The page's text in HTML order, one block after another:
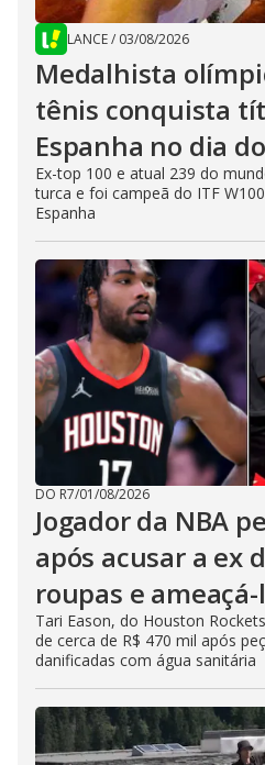
LANCE/ 03/08/2026
Medalhista
tênis conquista
Espanha no dia
Ex-top 100 e atual 239 do
turca e foi campeã do ITF
Espanha
DO R7/01/08/2026
Jogador da NBA
após acusar a ex
roupas e
Tari Eason, do Houston
de cerca de R$ 470 mil após
danificadas com água sanitária